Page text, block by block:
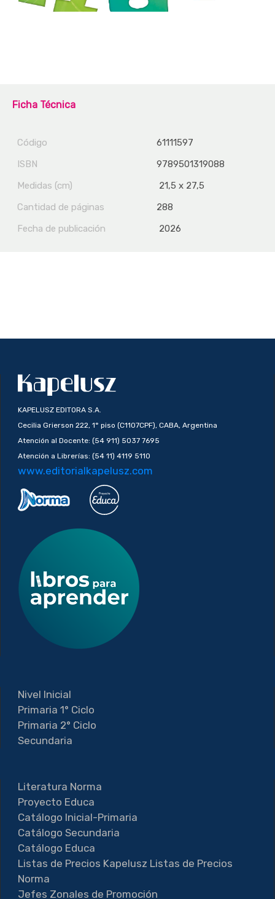
Ficha Técnica
Código
61111597
ISBN
9789501319088
Medidas (cm)
21,5 x 27,5
Cantidad de páginas
288
Fecha de publicación
2026
KAPELUSZ EDITORA S.A.
Cecilia Grierson 222, 1° piso (C1107CPF), CABA, Argentina
Atención al Docente: (54 911) 5037 7695
Atención a Librerías: (54 11) 4119 5110
www.editorialkapelusz.com
Nivel Inicial
Primaria 1° Ciclo
Primaria 2° Ciclo
Secundaria
Literatura Norma
Proyecto Educa
Catálogo Inicial-Primaria
Catálogo Secundaria
Catálogo Educa
Listas de Precios Kapelusz Listas de Precios
Norma
Jefes Zonales de Promoción